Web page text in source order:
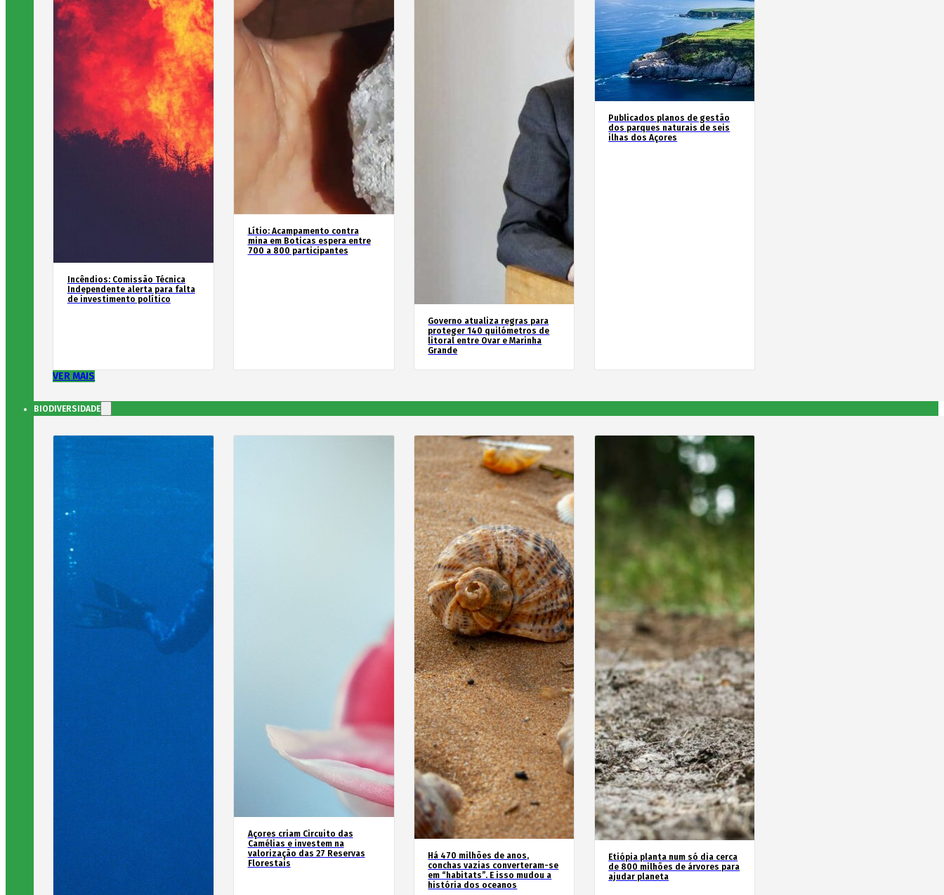
Incêndios: Comissão Técnica
Independente alerta para falta
de investimento político
Lítio: Acampamento contra
mina em Boticas espera entre
700 a 800 participantes
Governo atualiza regras para
proteger 140 quilómetros de
litoral entre Ovar e Marinha
Grande
Publicados planos de gestão
dos parques naturais de seis
ilhas dos Açores
VER MAIS
BIODIVERSIDADE
Açores criam Circuito das
Camélias e investem na
valorização das 27 Reservas
Florestais
Há 470 milhões de anos,
conchas vazias converteram-se
em “habitats”. E isso mudou a
história dos oceanos
Etiópia planta num só dia cerca
de 800 milhões de árvores para
ajudar planeta